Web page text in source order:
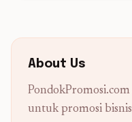
About Us
untuk promosi